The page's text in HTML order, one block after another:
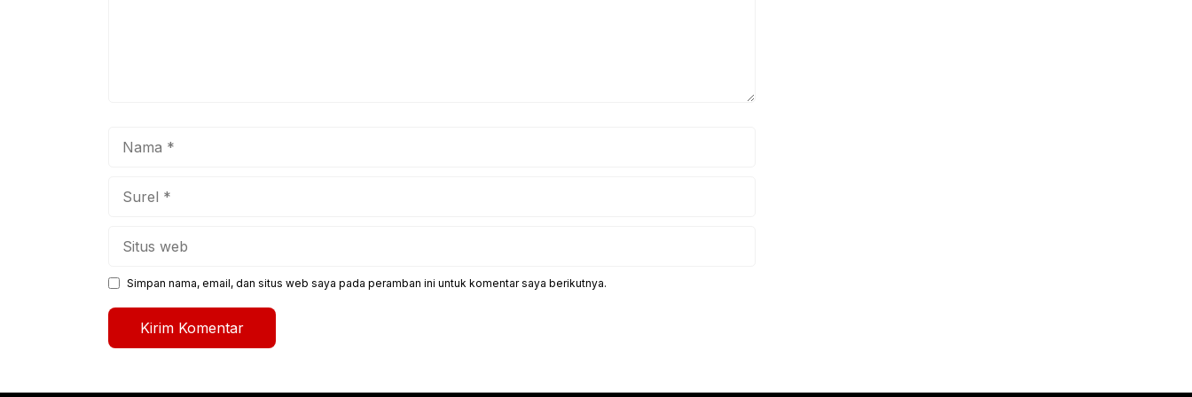
Simpan nama, email, dan situs web saya pada peramban ini untuk komentar saya berikutnya.